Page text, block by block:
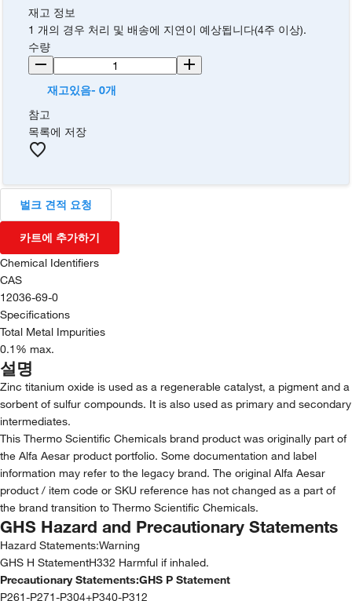
재고 정보
1 개의 경우 처리 및 배송에 지연이 예상됩니다(4주 이상).
수량
재고있음- 0개
참고
목록에 저장
벌크 견적 요청
카트에 추가하기
Chemical Identifiers
CAS
12036-69-0
Specifications
Total Metal Impurities
0.1% max.
설명
Zinc titanium oxide is used as a regenerable catalyst, a pigment and a
sorbent of sulfur compounds. It is also used as primary and secondary
intermediates.
This Thermo Scientific Chemicals brand product was originally part of
the Alfa Aesar product portfolio. Some documentation and label
information may refer to the legacy brand. The original Alfa Aesar
product / item code or SKU reference has not changed as a part of
the brand transition to Thermo Scientific Chemicals.
GHS Hazard and Precautionary Statements
Hazard Statements:Warning
GHS H StatementH332 Harmful if inhaled.
Precautionary Statements:GHS P Statement
P261-P271-P304+P340-P312